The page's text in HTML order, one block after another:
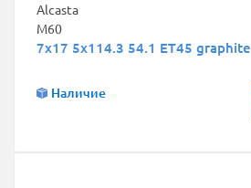
Alcasta
M60
7x17 5x114.3 54.1 ET45 graphite
Наличие